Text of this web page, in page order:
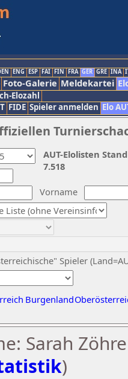
ENG ESP FAI FIN FRA GER GRE INA
Foto-Galerie Meldekartei
Elozahl
FIDE Spieler anmelden Elo
Vorname
Spieler
Burgenland
AUT-Elolisten
7.518
Sarah
)